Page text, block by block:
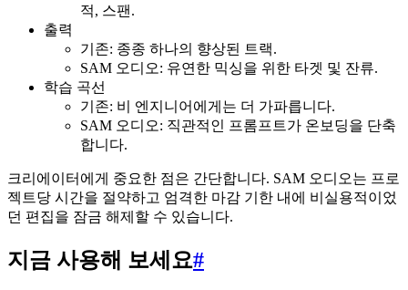
적, 스팬.
출력
기존: 종종 하나의 향상된 트랙.
SAM 오디오: 유연한 믹싱을 위한 타겟 및 잔류.
학습 곡선
기존: 비 엔지니어에게는 더 가파릅니다.
SAM 오디오: 직관적인 프롬프트가 온보딩을 단축
합니다.
크리에이터에게 중요한 점은 간단합니다. SAM 오디오는 프로
젝트당 시간을 절약하고 엄격한 마감 기한 내에 비실용적이었
던 편집을 잠금 해제할 수 있습니다.
지금 사용해 보세요#